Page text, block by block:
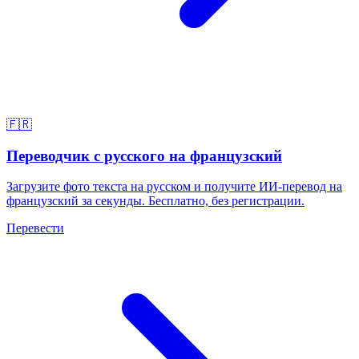
🇫🇷
Переводчик с русского на французский
Загрузите фото текста на русском и получите ИИ-перевод на
французский за секунды. Бесплатно, без регистрации.
Перевести